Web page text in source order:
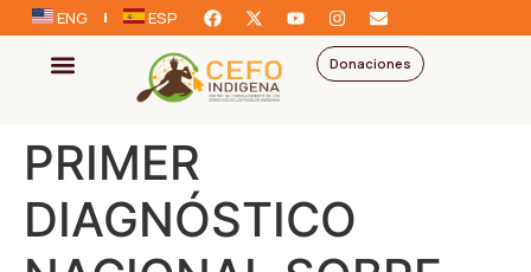
ENG ESP
Donaciones
PRIMER
DIAGNÓSTICO